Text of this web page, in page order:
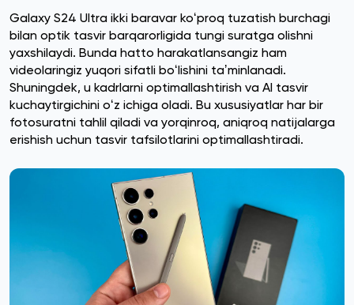
Galaxy S24 Ultra ikki baravar koʻproq tuzatish burchagi
bilan optik tasvir barqarorligida tungi suratga olishni
yaxshilaydi. Bunda hatto harakatlansangiz ham
videolaringiz yuqori sifatli boʻlishini taʼminlanadi.
Shuningdek, u kadrlarni optimallashtirish va AI tasvir
kuchaytirgichini oʻz ichiga oladi. Bu xususiyatlar har bir
fotosuratni tahlil qiladi va yorqinroq, aniqroq natijalarga
erishish uchun tasvir tafsilotlarini optimallashtiradi.